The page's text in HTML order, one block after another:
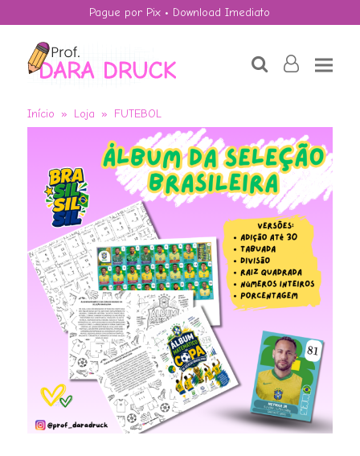
Pague por Pix • Download Imediato
searchuser-
Início » Loja » FUTEBOL
Potenciação e a
Consciência Negra
R$4,50 + ADD